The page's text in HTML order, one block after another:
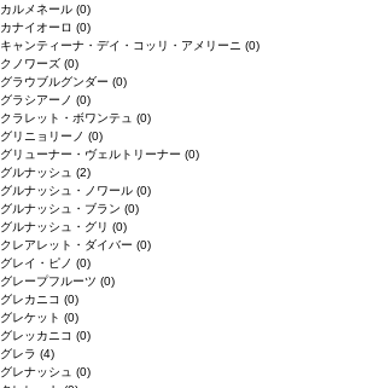
カルメネール (0)
カナイオーロ (0)
キャンティーナ・デイ・コッリ・アメリーニ (0)
クノワーズ (0)
グラウブルグンダー (0)
グラシアーノ (0)
クラレット・ボワンテュ (0)
グリニョリーノ (0)
グリューナー・ヴェルトリーナー (0)
グルナッシュ (2)
グルナッシュ・ノワール (0)
グルナッシュ・ブラン (0)
グルナッシュ・グリ (0)
クレアレット・ダイバー (0)
グレイ・ピノ (0)
グレープフルーツ (0)
グレカニコ (0)
グレケット (0)
グレッカニコ (0)
グレラ (4)
グレナッシュ (0)